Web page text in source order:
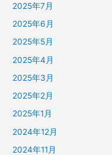
2025年7月
2025年6月
2025年5月
2025年4月
2025年3月
2025年2月
2025年1月
2024年12月
2024年11月